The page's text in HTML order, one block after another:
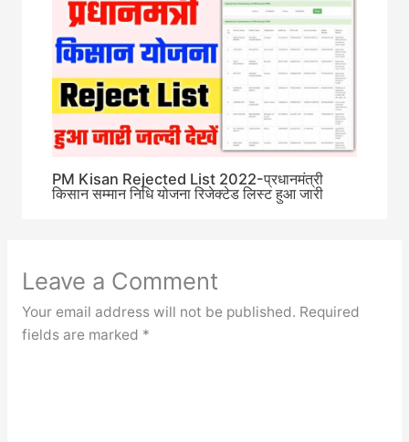
PM Kisan Rejected List 2022-प्रधानमंत्री
किसान सम्मान निधि योजना रिजेक्टेड लिस्ट हुआ जारी
Leave a Comment
Your email address will not be published. Required
fields are marked *